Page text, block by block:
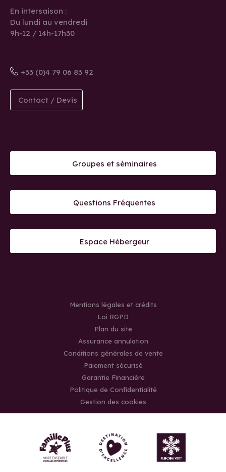
En intersaison :
Du lundi au vendredi
9h-12 / 14h-17h30
+33 (0)4 79 06 83 92
Contact / Devis
Groupes et séminaires
Questions Fréquentes
Espace Hébergeur
Mentions légales et crédits
Loi RGPD
Plan du site
Assurance annulation
Conditions générales de vente
Paiement sécurisé
Garantie Financière
Politique de Confidentialité
Gestion des cookies